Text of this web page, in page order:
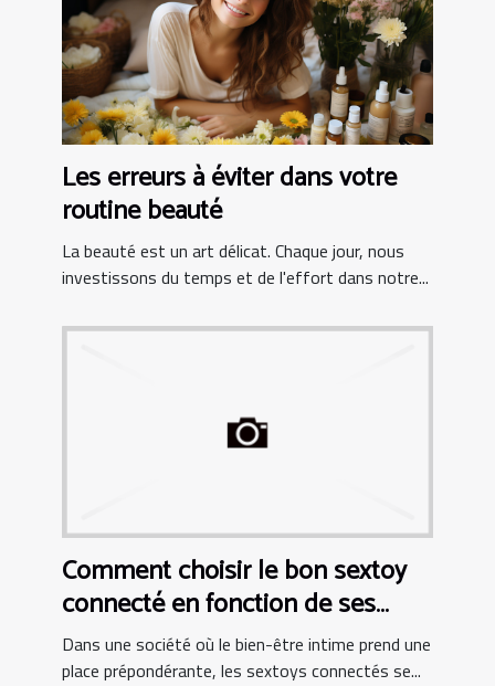
Les erreurs à éviter dans votre
routine beauté
La beauté est un art délicat. Chaque jour, nous
investissons du temps et de l'effort dans notre...
Comment choisir le bon sextoy
connecté en fonction de ses
besoins personnels
Dans une société où le bien-être intime prend une
place prépondérante, les sextoys connectés se...